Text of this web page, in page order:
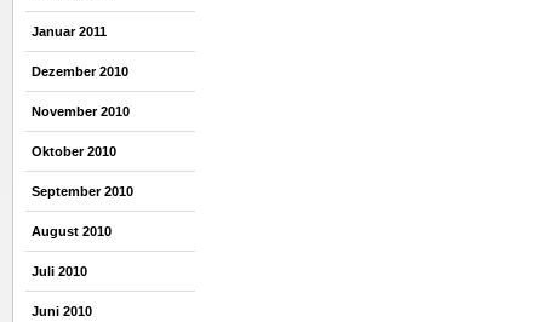
Januar 2011
Dezember 2010
November 2010
Oktober 2010
September 2010
August 2010
Juli 2010
Juni 2010